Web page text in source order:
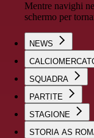
Mentre navighi
schermo per
NEWS
SQUADRA
PARTITE
STAGIONE
STORIA AS